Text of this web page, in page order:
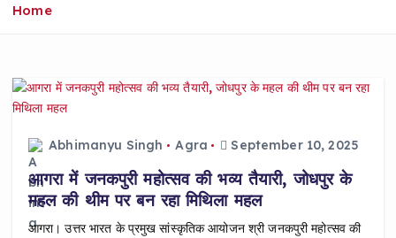
Home
Abhimanyu Singh Agra September 10, 2025
आगरा में जनकपुरी महोत्सव की भव्य तैयारी, जोधपुर के
महल की थीम पर बन रहा मिथिला महल
आगरा। उत्तर भारत के प्रमुख सांस्कृतिक आयोजन श्री जनकपुरी महोत्सव की